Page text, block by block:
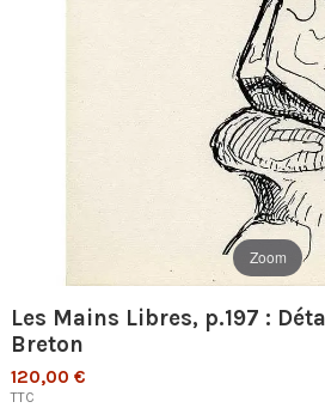
Zoom
Les Mains Libres, p.197 :
Breton
120,00 €
TTC